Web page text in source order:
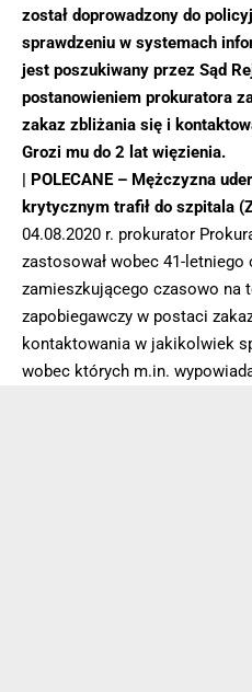
został doprowadzony do
sprawdzeniu w systemach
jest poszukiwany przez Sąd
postanowieniem prokuratora
zakaz zbliżania się i
Grozi mu do 2 lat więzienia.
| POLECANE – Mężczyzna
krytycznym trafił do szpitala
04.08.2020 r. prokurator
zastosował wobec 41-letniego
zamieszkującego czasowo na
zapobiegawczy w postaci
kontaktowania w jakikolwiek
wobec których m.in.